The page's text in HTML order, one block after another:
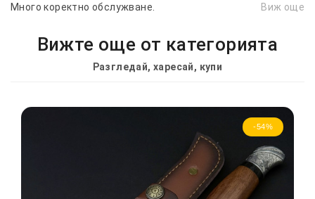
Много коректно обслужване.
Виж още
Вижте още от категорията
Разгледай, харесай, купи
-54%